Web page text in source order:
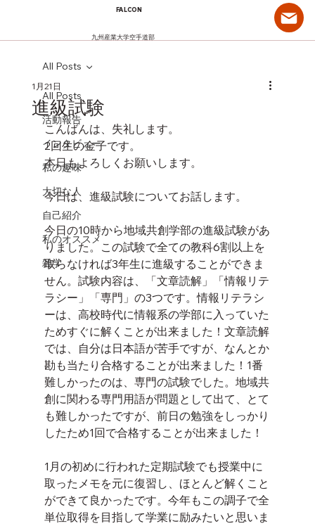
FALCON
九州産業大学空手道部
All Posts
活動報告
インタビュー
私の趣味
大切な人
自己紹介
私のオススメ
雑学
All Posts
進級試験
1月21日
こんばんは、失礼します。
2回生の金子です。
本日もよろしくお願いします。
今日は、進級試験についてお話します。
今日の10時から地域共創学部の進級試験があ
りました。この試験で全ての教科6割以上を
取らなければ3年生に進級することができま
せん。試験内容は、「文章読解」「情報リテ
ラシー」「専門」の3つです。情報リテラシ
ーは、高校時代に情報系の学部に入っていた
ためすぐに解くことが出来ました！文章読解
では、自分は日本語が苦手ですが、なんとか
勘も当たり合格することが出来ました！1番
難しかったのは、専門の試験でした。地域共
創に関わる専門用語が問題として出て、とて
も難しかったですが、前日の勉強をしっかり
したため1回で合格することが出来ました！
1月の初めに行われた定期試験でも授業中に
取ったメモを元に復習し、ほとんど解くこと
ができて良かったです。今年もこの調子で全
単位取得を目指して学業に励みたいと思いま